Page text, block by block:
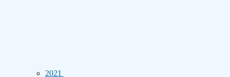
2021